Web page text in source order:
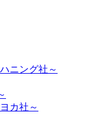
ニング社～
カ社～